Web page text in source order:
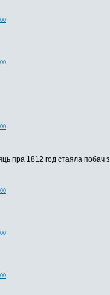
пра 1812 год стаяла побач